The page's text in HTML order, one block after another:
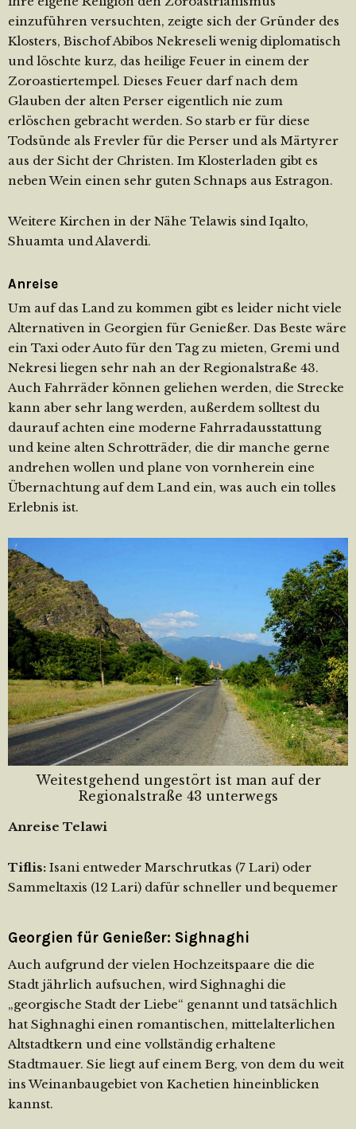
einzuführen versuchten, zeigte sich der Gründer des
Klosters, Bischof Abibos Nekreseli wenig diplomatisch
und löschte kurz, das heilige Feuer in einem der
Zoroastiertempel. Dieses Feuer darf nach dem
Glauben der alten Perser eigentlich nie zum
erlöschen gebracht werden. So starb er für diese
Todsünde als Frevler für die Perser und als Märtyrer
aus der Sicht der Christen. Im Klosterladen gibt es
neben Wein einen sehr guten Schnaps aus Estragon.
Weitere Kirchen in der Nähe Telawis sind Iqalto,
Shuamta und Alaverdi.
Anreise
Um auf das Land zu kommen gibt es leider nicht viele
Alternativen in Georgien für Genießer. Das Beste wäre
ein Taxi oder Auto für den Tag zu mieten, Gremi und
Nekresi liegen sehr nah an der Regionalstraße 43.
Auch Fahrräder können geliehen werden, die Strecke
kann aber sehr lang werden, außerdem solltest du
daurauf achten eine moderne Fahrradausstattung
und keine alten Schrotträder, die dir manche gerne
andrehen wollen und plane von vornherein eine
Übernachtung auf dem Land ein, was auch ein tolles
Erlebnis ist.
Weitestgehend ungestört ist man auf der
Regionalstraße 43 unterwegs
Anreise Telawi
Tiflis: Isani entweder Marschrutkas (7 Lari) oder
Sammeltaxis (12 Lari) dafür schneller und bequemer
Georgien für Genießer: Sighnaghi
Auch aufgrund der vielen Hochzeitspaare die die
Stadt jährlich aufsuchen, wird Sighnaghi die
„georgische Stadt der Liebe“ genannt und tatsächlich
hat Sighnaghi einen romantischen, mittelalterlichen
Altstadtkern und eine vollständig erhaltene
Stadtmauer. Sie liegt auf einem Berg, von dem du weit
ins Weinanbaugebiet von Kachetien hineinblicken
kannst.